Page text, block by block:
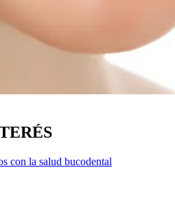
con la salud bucodental